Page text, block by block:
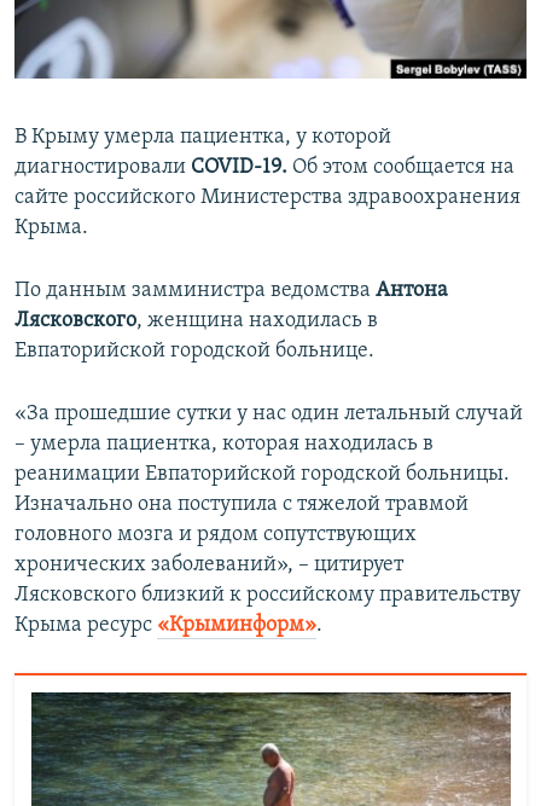
ПОБЕДИТЕЛЕЙ НЕ СУДЯТ?
КРЫМ.НЕПОКОРЕННЫЙ
УКРАИНСКАЯ ПРОБЛЕМА КРЫМА
ПРИСОЕДИНЯЙТЕСЬ!
Все сайты RFE/RL
В Крыму умерла пациентка, у которой
диагностировали COVID-19. Об этом сообщается на
сайте российского Министерства здравоохранения
Крыма.
По данным замминистра ведомства Антона
Лясковского, женщина находилась в
Евпаторийской городской больнице.
«За прошедшие сутки у нас один летальный случай
– умерла пациентка, которая находилась в
реанимации Евпаторийской городской больницы.
Изначально она поступила с тяжелой травмой
головного мозга и рядом сопутствующих
хронических заболеваний», – цитирует
Лясковского близкий к российскому правительству
Крыма ресурс «Крыминформ».